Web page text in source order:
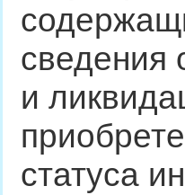
сведения
и
статуса